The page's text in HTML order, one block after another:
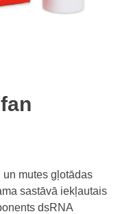
un mutes gļotādas
sastāvā iekļautais
dsRNA